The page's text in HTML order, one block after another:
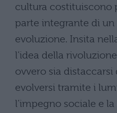
cultura costituiscono
parte integrante di un
evoluzione. Insita
l’idea della
ovvero sia distaccarsi
evolversi tramite i
l’impegno sociale e